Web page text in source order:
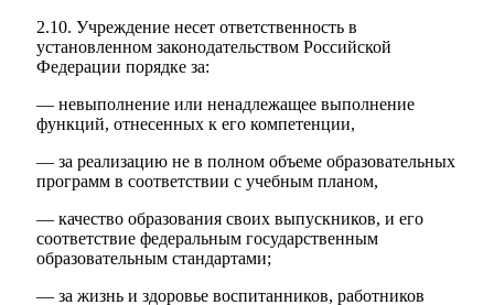
2.10. Учреждение несет ответственность в
установленном законодательством Российской
Федерации порядке за:
— невыполнение или ненадлежащее выполнение
функций, отнесенных к его компетенции,
— за реализацию не в полном объеме образовательных
программ в соответствии с учебным планом,
— качество образования своих выпускников, и его
соответствие федеральным государственным
образовательным стандартами;
— за жизнь и здоровье воспитанников, работников